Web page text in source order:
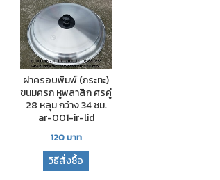
ฝาครอบพิมพ์ (กระทะ)
ขนมครก หูพลาสิก ศรคู่
28 หลุม กว้าง 34 ซม.
ar-001-ir-lid
120บาท
วิธีสั่งซื้อ